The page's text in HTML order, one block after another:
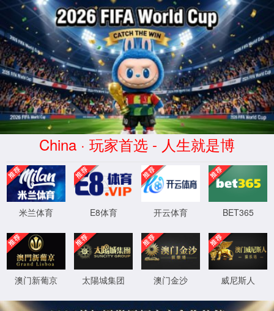
2026世界杯在线直播-世界杯免费观看
平台
����������
404 - �Ҳ����ļ���Ŀ¼��
XML 地图